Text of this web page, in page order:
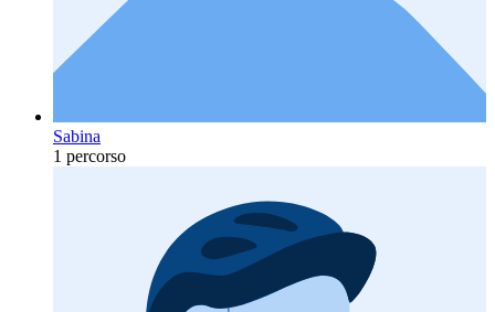
Sabina
1 percorso